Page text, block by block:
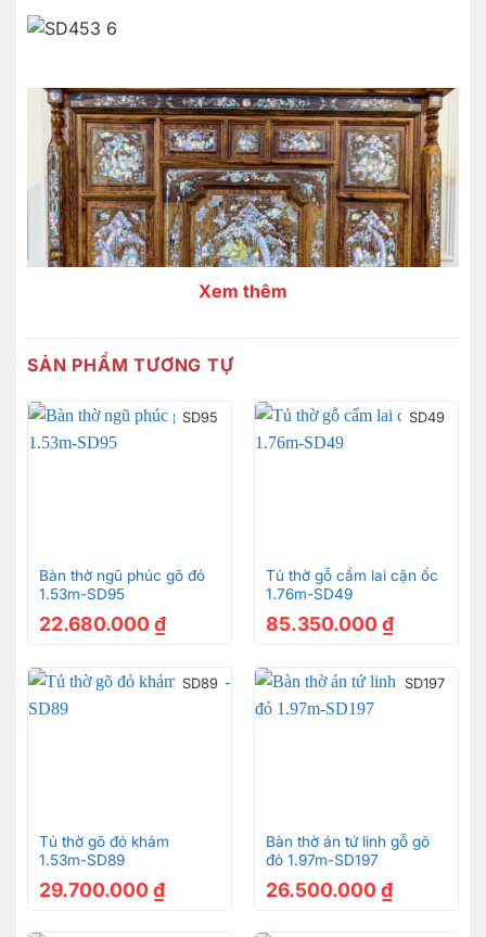
Xem thêm
SẢN PHẨM TƯƠNG TỰ
SD95
Bàn thờ ngũ phúc gõ đỏ
1.53m-SD95
22.680.000 ₫
SD49
Tủ thờ gỗ cẩm lai cận ốc
1.76m-SD49
85.350.000 ₫
SD89
Tủ thờ gõ đỏ khảm
1.53m-SD89
29.700.000 ₫
SD197
Bàn thờ án tứ linh gỗ gõ
đỏ 1.97m-SD197
26.500.000 ₫